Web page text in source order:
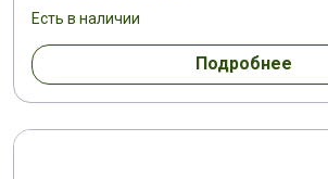
Есть в наличии
Подробнее